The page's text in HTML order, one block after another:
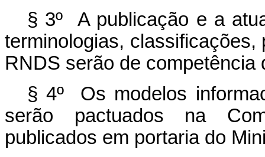
§ 3º A publicação e a
terminologias,
RNDS serão de competência
§ 4º Os modelos
serão pactuados na
publicados em portaria do